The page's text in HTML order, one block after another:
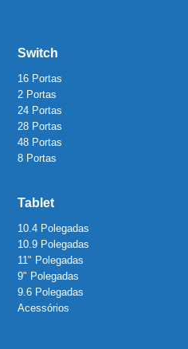
Switch
16 Portas
2 Portas
24 Portas
28 Portas
48 Portas
8 Portas
Tablet
10.4 Polegadas
10.9 Polegadas
11" Polegadas
9" Polegadas
9.6 Polegadas
Acessórios